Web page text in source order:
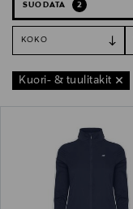
SUODATA 2
KOKO
Kuori- & tuulitakit